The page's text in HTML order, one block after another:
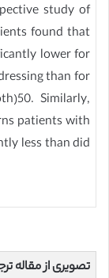
study of
found that
lower for
than for
Similarly,
patients with
less than did
تصویری از مقاله